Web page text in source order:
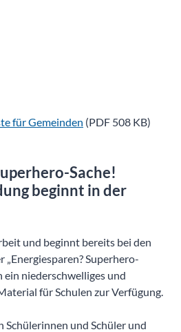
für Gemeinden (PDF 508 KB)
Sache!
beginnt in der
und beginnt bereits bei den
„Energiesparen? Superhero-
ein niederschwelliges und
für Schulen zur Verfügung.
Schülerinnen und Schüler und